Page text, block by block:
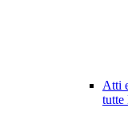
Atti
tutte